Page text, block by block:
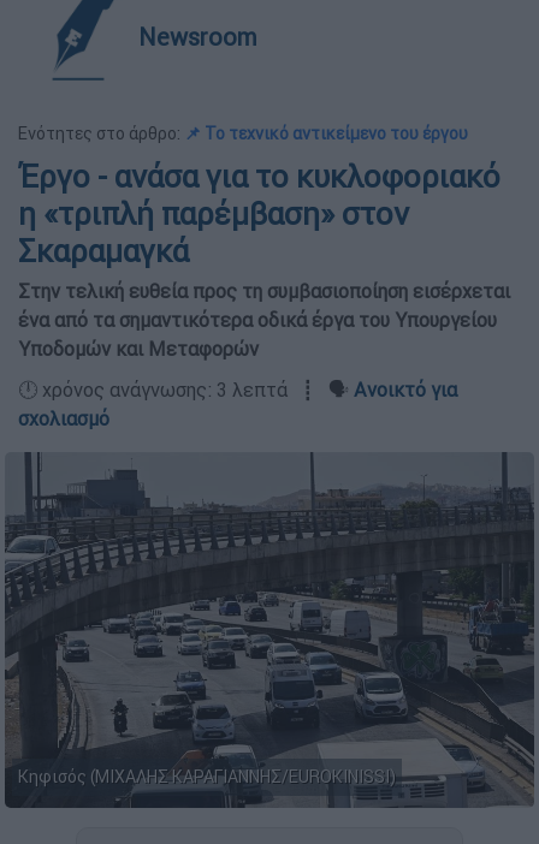
Newsroom
Ενότητες στο άρθρο: 📌 Το τεχνικό αντικείμενο του έργου
Έργο - ανάσα για το κυκλοφοριακό
η «τριπλή παρέμβαση» στον
Σκαραμαγκά
Στην τελική ευθεία προς τη συμβασιοποίηση εισέρχεται
ένα από τα σημαντικότερα οδικά έργα του Υπουργείου
Υποδομών και Μεταφορών
🕛 χρόνος ανάγνωσης: 3 λεπτά ┋ 🗣️ Ανοικτό για
σχολιασμό
Κηφισός (ΜΙΧΑΛΗΣ ΚΑΡΑΓΙΑΝΝΗΣ/EUROKINISSI)